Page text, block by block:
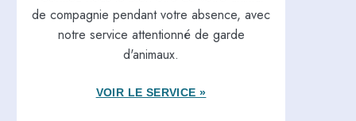
de compagnie pendant votre absence, avec
notre service attentionné de garde
d'animaux.
VOIR LE SERVICE »